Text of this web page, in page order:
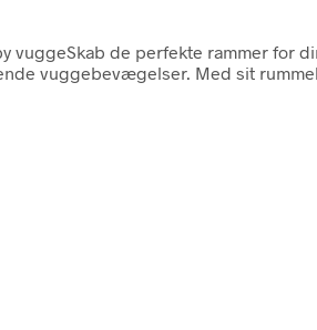
vuggeSkab de perfekte rammer for
vuggebevægelser. Med sit